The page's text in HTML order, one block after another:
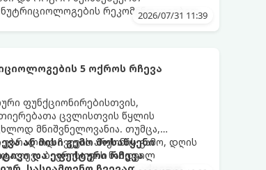
რეკომენდაციებით.
2026/07/31 11:39
5 ოქროს რჩევა
ფუნქციონირებისთვის,
ცვლისთვის წყლის
მნიშვნელოვანია. თუმცა,
ჩვევის არქონის გამო, დღის
ბევრისთვის ნამდვილ
ან მისი გემო მოსაწყენი
და ეფექტური რჩევა